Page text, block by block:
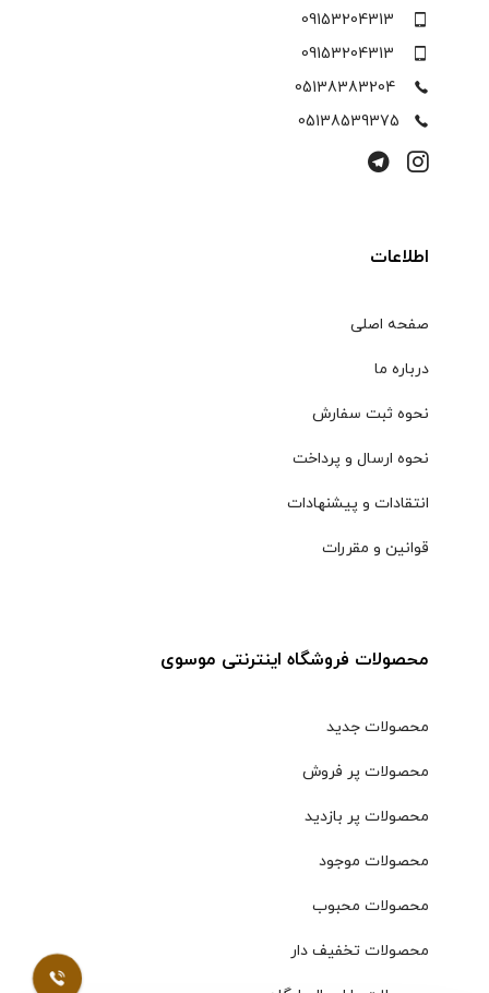
09153204313
09153204313
05138383204
05138539375
اطلاعات
صفحه اصلی
درباره ما
نحوه ثبت سفارش
نحوه ارسال و پرداخت
انتقادات و پیشنهادات
قوانین و مقررات
محصولات فروشگاه اینترنتی موسوی
محصولات جدید
محصولات پر فروش
محصولات پر بازدید
محصولات موجود
محصولات محبوب
محصولات تخفیف دار